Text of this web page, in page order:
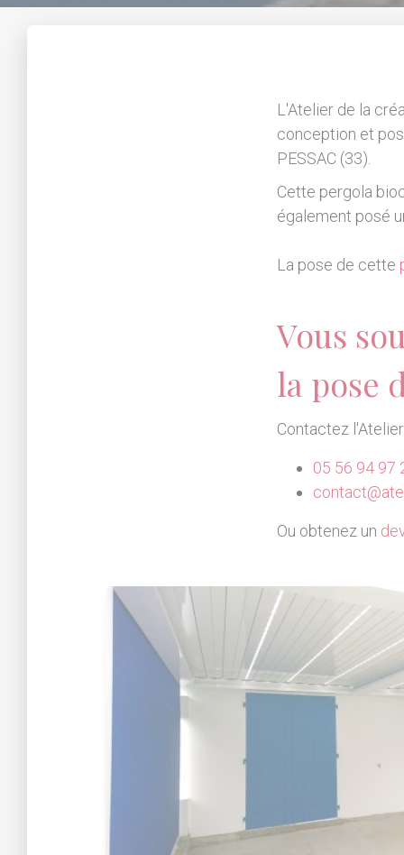
L'Atelier de la
conception et
PESSAC (33).
Cette pergola
également posé
La pose de cette
Vous
la pose
Contactez
05 56 94 97
Ou obtenez un